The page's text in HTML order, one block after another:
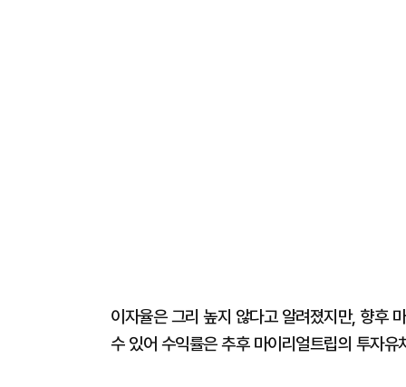
이자율은 그리 높지 않다고 알려졌지만, 향후
수 있어 수익률은 추후 마이리얼트립의 투자